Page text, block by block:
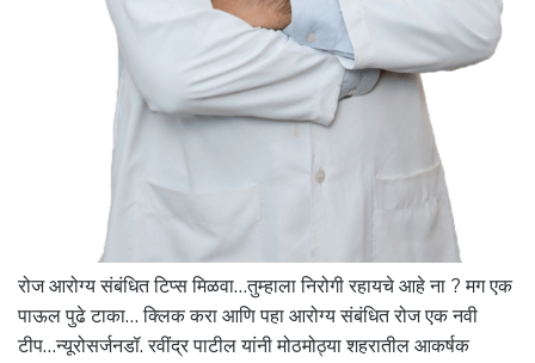
रोज आरोग्य संबंधित टिप्स मिळवा…तुम्हाला निरोगी रहायचे आहे ना ? मग एक
पाऊल पुढे टाका… क्लिक करा आणि पहा आरोग्य संबंधित रोज एक नवी
टीप…न्यूरोसर्जनडॉ. रवींद्र पाटील यांनी मोठमोठ्या शहरातील आकर्षक